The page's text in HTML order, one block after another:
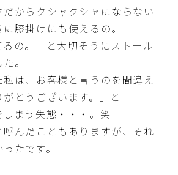
だからクシャクシャにならない
膝掛けにも使えるの。
の。」と大切そうにストール
。
は、お客様と言うのを間違え
とうございます。」と
まう失態・・・。笑
んだこともありますが、それ
たです。